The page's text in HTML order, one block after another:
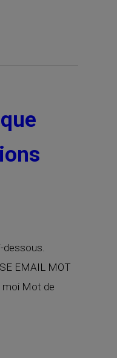
dessous.
EMAIL MOT
moi Mot de